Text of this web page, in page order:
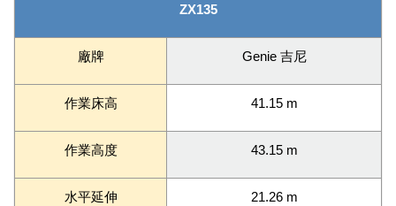
ZX135
廠牌 Genie 吉尼
作業床高 41.15 m
作業高度 43.15 m
水平延伸 21.26 m